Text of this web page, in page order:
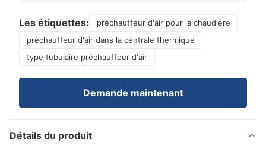
Les étiquettes:
préchauffeur d'air pour la chaudière
préchauffeur d'air dans la centrale thermique
type tubulaire préchauffeur d'air
Demande maintenant
Détails du produit